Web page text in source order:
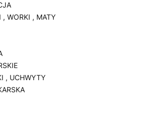
, WORKI , MATY
, UCHWYTY